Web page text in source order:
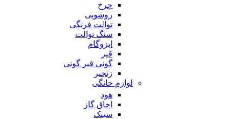
چرخ
روشویی
توالت فرنگی
سنگ توالت
ایزوگام
قیر
گونی قیر گونی
زنجیر
لوازم خانگی
هود
اجاق گاز
سینک